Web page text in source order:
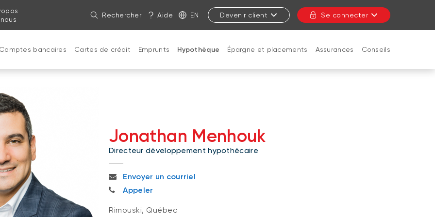
Rechercher Aide EN Devenir client Se connecter
Comptes bancaires Cartes de crédit Emprunts Hypothèque Épargne et placements Assurances Conseils
Jonathan Menhouk
Directeur développement hypothécaire
jonathan.menhouk@bnc.ca
Envoyer un courriel
418 732-8279
Appeler
Rimouski, Québec